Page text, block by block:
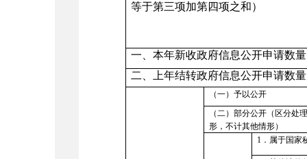
等于第三项加第四项之和）
一、本年新收政府信息公开申请数量
二、上年结转政府信息公开申请数量
（一）予以公开
（二）部分公开（区分处
形，不计其他情形）
1 ．属于国家